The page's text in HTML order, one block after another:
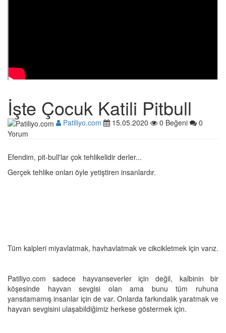
İşte Çocuk Katili Pitbull
Patiliyo.com 15.05.2020 0 Beğeni
0
Yorum
Efendim, pit-bull'lar çok tehlikelidir derler...
Gerçek tehlike onları öyle yetiştiren insanlardır.
Tüm kalpleri miyavlatmak, havhavlatmak ve cikcikletmek için varız.
Patiliyo.com sadece hayvanseverler için değil, kalbinin bir
köşesinde hayvan sevgisi olan ama bunu tüm ruhuna
yansıtamamış insanlar için de var. Onlarda farkındalık yaratmak ve
hayvan sevgisini ulaşabildiğimiz herkese göstermek için.